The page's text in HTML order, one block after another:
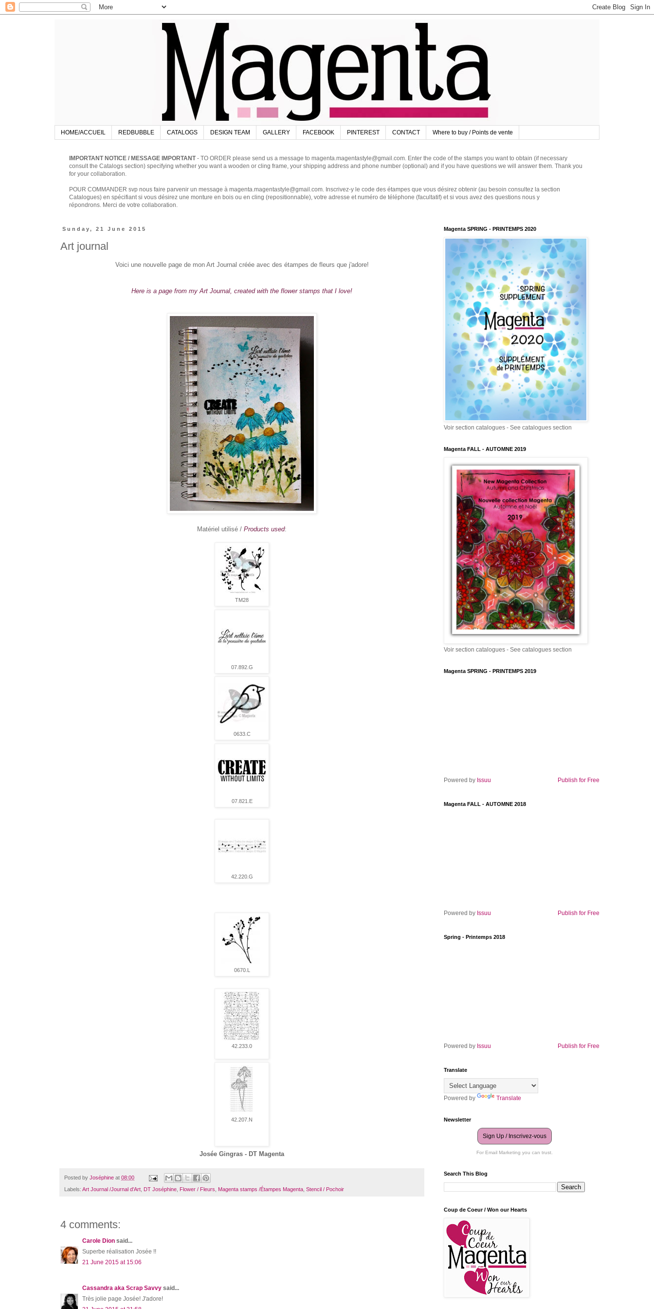
HOME/ACCUEIL REDBUBBLE CATALOGS DESIGN TEAM GALLERY FACEBOOK PINTEREST CONTACT Where to buy / Points de vente
IMPORTANT NOTICE / MESSAGE IMPORTANT- TO ORDER please send us a message to magenta.magentastyle@gmail.com. Enter the code of the stamps you want to obtain (if necessary
consult the Catalogs section) specifying whether you want a wooden or cling frame, your shipping address and phone number (optional) and if you have questions we will answer them. Thank you
for your collaboration.
POUR COMMANDER svp nous faire parvenir un message à magenta.magentastyle@gmail.com. Inscrivez-y le code des étampes que vous désirez obtenir (au besoin consultez la section
Catalogues) en spécifiant si vous désirez une monture en bois ou en cling (repositionnable), votre adresse et numéro de téléphone (facultatif) et si vous avez des questions nous y
répondrons. Merci de votre collaboration.
Sunday, 21 June 2015
Art journal
Voici une nouvelle page de mon Art Journal créée avec des étampes de fleurs que j'adore!
Here is a page from my Art Journal, created with the flower stamps that I love!
Matériel utilisé / Products used:
TM28
07.892.G
0633.C
07.821.E
42.220.G
0670.L
42.233.0
42.207.N
Josée Gingras - DT Magenta
Posted by Joséphine at 08:00
Labels: Art Journal /Journal d'Art DT Joséphine Flower / Fleurs Magenta stamps /Étampes Magenta Stencil / Pochoir
4 comments:
Carole Dion said...
Superbe réalisation Josée !!
21 June 2015 at 15:06
Cassandra aka Scrap Savvy said...
Très jolie page Josée! J'adore!
Magenta SPRING - PRINTEMPS 2020
Voir section catalogues - See catalogues section
Magenta FALL - AUTOMNE 2019
Voir section catalogues - See catalogues section
Magenta SPRING - PRINTEMPS 2019
Powered by Issuu Publish for Free
Magenta FALL - AUTOMNE 2018
Powered by Issuu Publish for Free
Spring - Printemps 2018
Powered by Issuu Publish for Free
Translate
Powered by Translate
Newsletter
Sign Up / Inscrivez-vous
For Email Marketing you can trust.
Search This Blog
Coup de Coeur / Won our Hearts